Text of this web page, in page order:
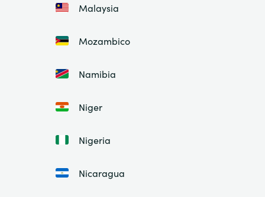
Malaysia
Mozambico
Namibia
Niger
Nigeria
Nicaragua